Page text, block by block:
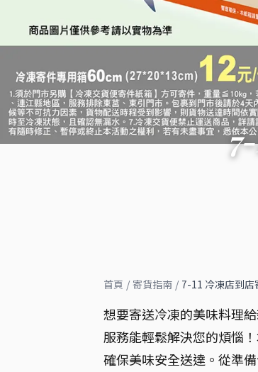
首頁 / 寄貨指南 / 7-11 冷凍店到
想要寄送冷凍的美味料理
服務能輕鬆解決您的煩惱
確保美味安全送達。從準